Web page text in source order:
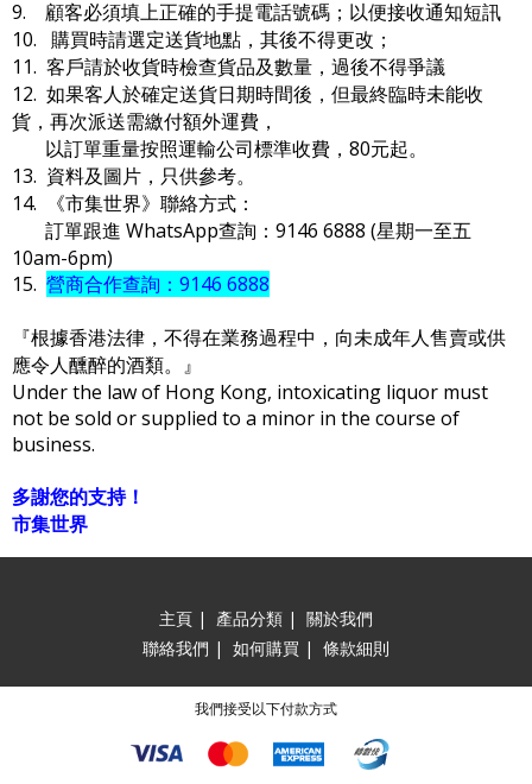
9. 顧客必須填上正確的手提電話號碼；以便接收通知短訊
10. 購買時請選定送貨地點，其後不得更改；
11. 客戶請於收貨時檢查貨品及數量，過後不得爭議
12. 如果客人於確定送貨日期時間後，但最終臨時未能收
貨，再次派送需繳付額外運費，
以訂單重量按照運輸公司標準收費，80元起。
13. 資料及圖片，只供參考。
14. 《市集世界》聯絡方式：
訂單跟進 WhatsApp查詢：9146 6888 (星期一至五
10am-6pm)
15. 營商合作查詢：9146 6888
『根據香港法律，不得在業務過程中，向未成年人售賣或供
應令人醺醉的酒類。』
Under the law of Hong Kong, intoxicating liquor must
not be sold or supplied to a minor in the course of
business.
多謝您的支持！
市集世界
主頁 | 產品分類 | 關於我們
聯絡我們 | 如何購買 | 條款細則
我們接受以下付款方式